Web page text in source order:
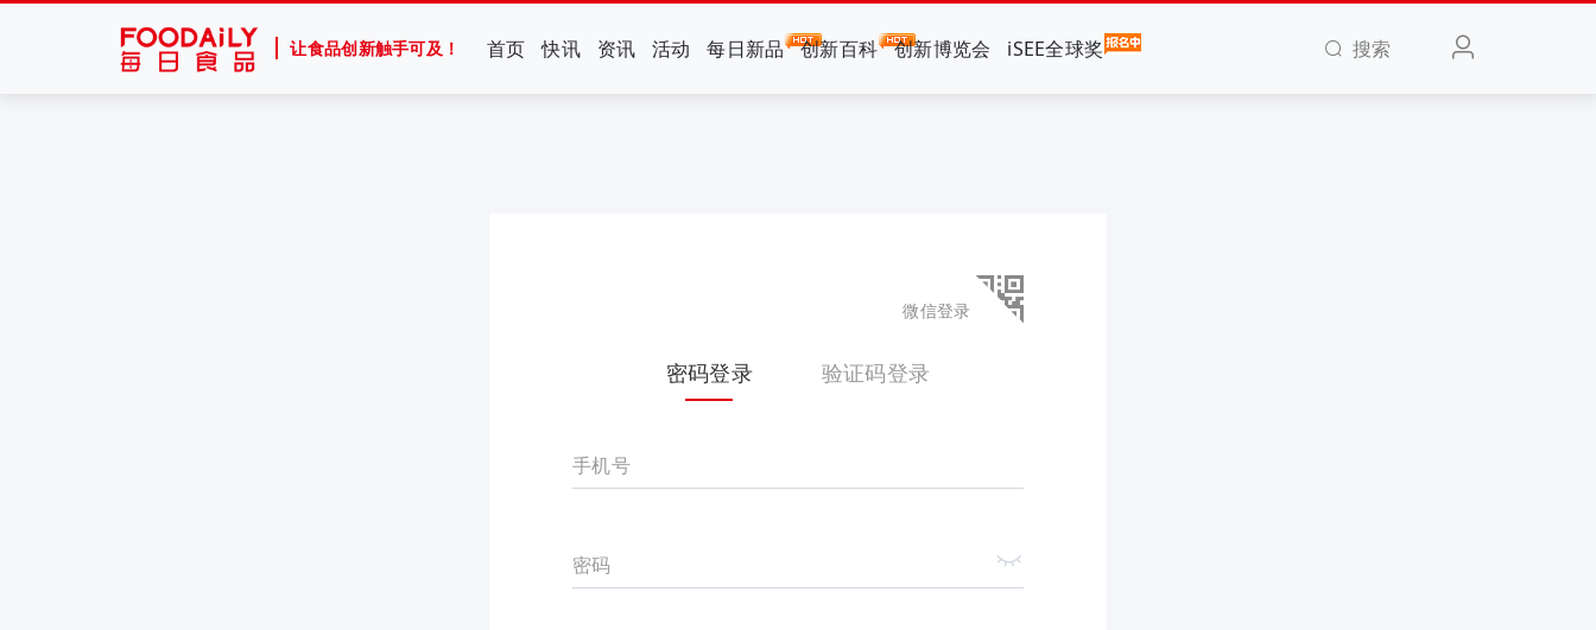
让食品创新触手可及！ 首页 快讯 资讯 活动 每日新品 创新百科 创新博览会 iSEE全球奖 搜索
微信登录
密码登录 验证码登录
手机号
密码